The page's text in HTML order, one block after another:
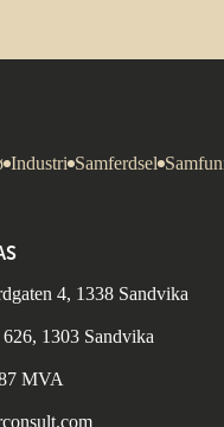
Industri Samferdsel
4, 1338 Sandvika
626, 1303 Sandvika
MVA